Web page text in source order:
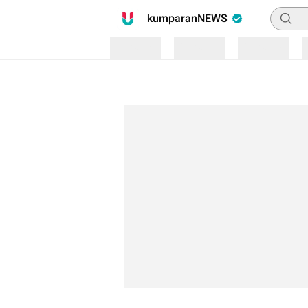
kumparanNEWS